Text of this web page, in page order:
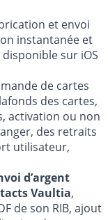
et envoi
instantanée et
sur iOS
de cartes
des cartes,
activation ou non
des retraits
utilisateur,
d’argent
Vaultia,
de son RIB, ajout